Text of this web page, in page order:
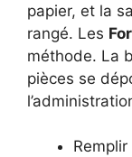
papier, et la
rangé. Les
méthode. La
pièces se